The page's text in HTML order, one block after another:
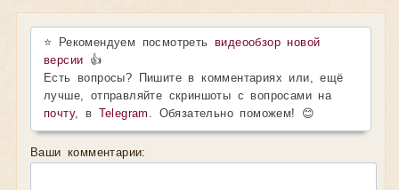
⭐ Рекомендуем посмотретьвидеообзор новой
версии 👍
Есть вопросы? Пишите в комментариях или, ещё
лучше, отправляйте скриншоты с вопросами на
почту, в Telegram . Обязательно поможем! 😊
Ваши комментарии: